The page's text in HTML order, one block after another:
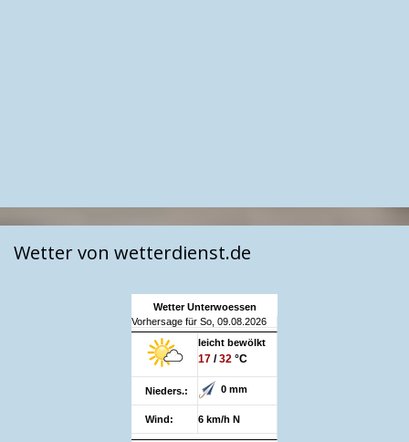
Wetter von wetterdienst.de
Wetter Unterwoessen
Vorhersage für So, 09.08.2026
leicht bewölkt
17 /32 °C
Nieders.: 0 mm
Wind: 6 km/h N